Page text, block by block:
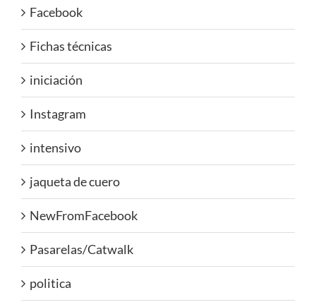
Facebook
Fichas técnicas
iniciación
Instagram
intensivo
jaqueta de cuero
NewFromFacebook
Pasarelas/Catwalk
politica